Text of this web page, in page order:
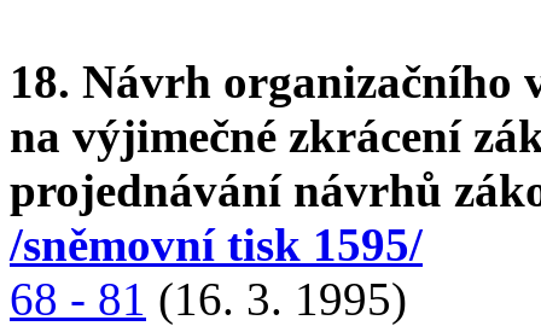
18. Návrh organizačního
na výjimečné zkrácení
projednávání návrhů
/sněmovní tisk 1595/
68 - 81 (16. 3. 1995)